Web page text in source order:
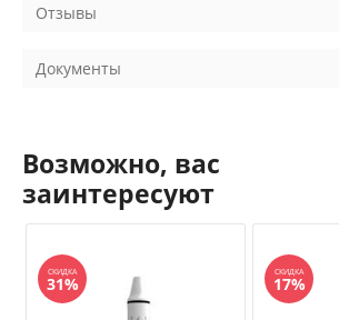
Отзывы
Документы
Возможно, вас
заинтересуют
СКИДКА
31%
СКИДКА
17%